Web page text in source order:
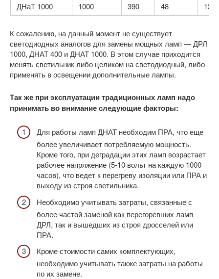
ДНаТ 1000
1000 390 48
К сожалению, на данный момент не существует
светодиодных аналогов для замены мощных ламп — ДРЛ
1000, ДНАТ 400 и ДНАТ 1000. В этом случае приходится
менять светильник либо целиком на светодиодный, либо
применять в освещении дополнительные лампы.
Так же при эксплуатации традиционных ламп надо
принимать во внимание следующие факторы:
Для работы ламп ДНАТ необходим ПРА, что еще
более увеличивает потребляемую мощность.
Кроме того, при деградации этих ламп возрастает
рабочее напряжение (5-10 вольт на каждую 1000
часов), что ведет к перегреву изоляции или ПРА и
выходу из строя светильника.
Необходимо учитывать затраты, связанные с
более частой заменой как перегоревших ламп
ДРЛ, так и вышедших из строя дросселей или
ПРА.
Кроме стоимости самих комплектующих,
необходимо учитывать также затраты на работы
по их замене.